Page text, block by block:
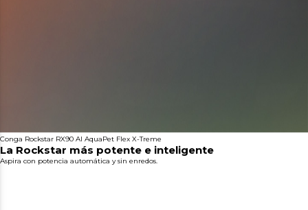
Conga Rockstar RX90 AI AquaPet Flex X-Treme
La Rockstar más potente e inteligente
Aspira con potencia automática y sin enredos.